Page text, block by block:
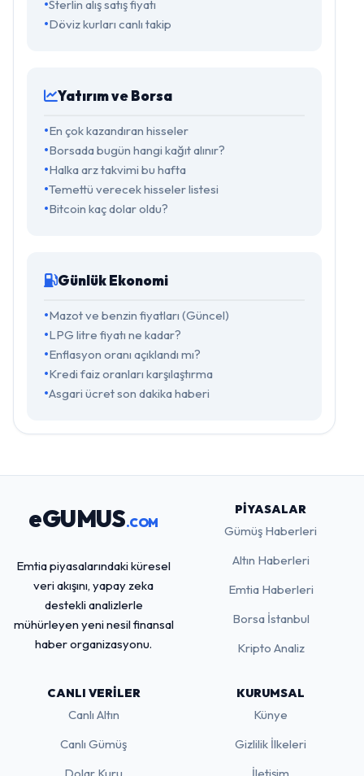
Sterlin alış satış fiyatı
Döviz kurları canlı takip
Yatırım ve Borsa
En çok kazandıran hisseler
Borsada bugün hangi kağıt alınır?
Halka arz takvimi bu hafta
Temettü verecek hisseler listesi
Bitcoin kaç dolar oldu?
Günlük Ekonomi
Mazot ve benzin fiyatları (Güncel)
LPG litre fiyatı ne kadar?
Enflasyon oranı açıklandı mı?
Kredi faiz oranları karşılaştırma
Asgari ücret son dakika haberi
eGUMUS.COM
Emtia piyasalarındaki küresel
veri akışını, yapay zeka
destekli analizlerle
mühürleyen yeni nesil finansal
haber organizasyonu.
PIYASALAR
Gümüş Haberleri
Altın Haberleri
Emtia Haberleri
Borsa İstanbul
Kripto Analiz
CANLI VERILER
Canlı Altın
Canlı Gümüş
KURUMSAL
Künye
Gizlilik İlkeleri